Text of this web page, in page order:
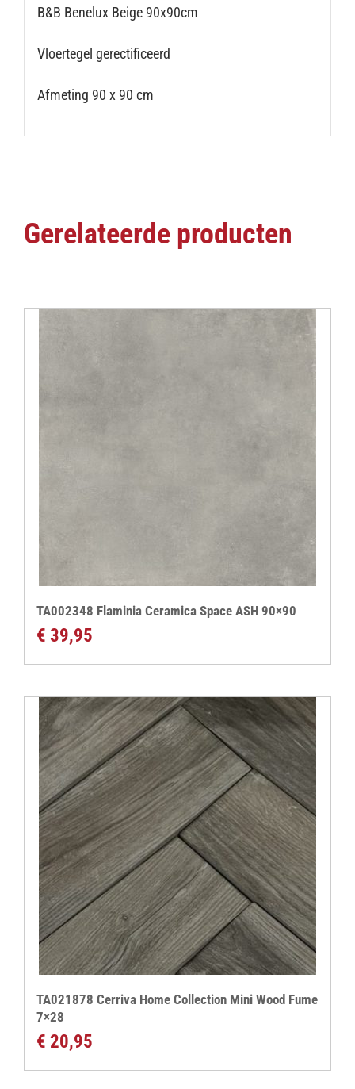
B&B Benelux Beige 90x90cm
Vloertegel gerectificeerd
Afmeting 90 x 90 cm
Gerelateerde producten
TA002348 Flaminia Ceramica Space ASH 90×90
€ 39,95
TA021878 Cerriva Home Collection Mini Wood Fume
7×28
€ 20,95